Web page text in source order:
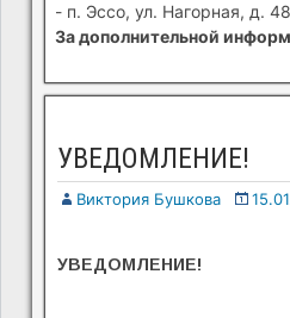
- п. Эссо, ул. Нагорная, д.
За дополнительной
УВЕДОМЛЕНИЕ!
Виктория Бушкова
УВЕДОМЛЕНИЕ!